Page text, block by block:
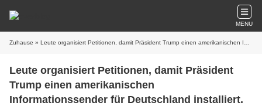
MENU
Zuhause » Leute organisiert Petitionen, damit Präsident Trump einen amerikanischen Informationssender für Deutschland installiert.
Leute organisiert Petitionen, damit Präsident
Trump einen amerikanischen
Informationssender für Deutschland installiert.